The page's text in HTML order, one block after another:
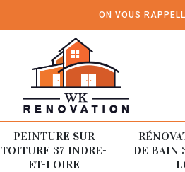
ON VOUS
PEINTURE SUR
TOITURE 37 INDRE-
ET-LOIRE
DE BAIN